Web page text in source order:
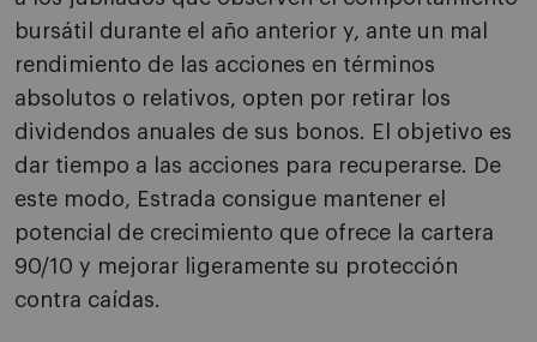
bursátil durante el año anterior y, ante un mal
rendimiento de las acciones en términos
absolutos o relativos, opten por retirar los
dividendos anuales de sus bonos. El objetivo es
dar tiempo a las acciones para recuperarse. De
este modo, Estrada consigue mantener el
potencial de crecimiento que ofrece la cartera
90/10 y mejorar ligeramente su protección
contra caídas.